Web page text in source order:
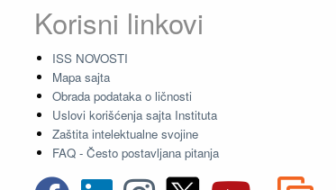
Korisni linkovi
ISS NOVOSTI
Mapa sajta
Obrada podataka o ličnosti
Uslovi korišćenja sajta Instituta
Zaštita intelektualne svojine
FAQ - Često postavljana pitanja